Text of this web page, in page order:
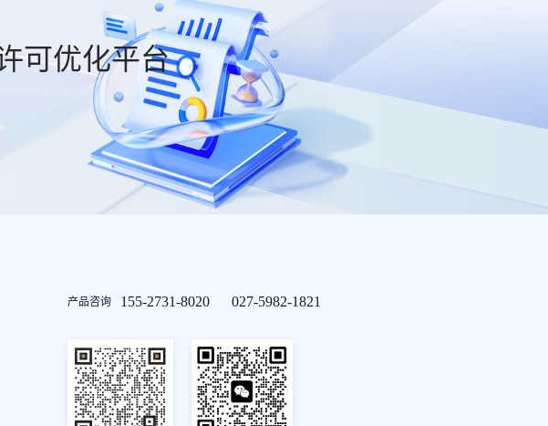
可优化平台
产品咨询 155-2731-8020 027-5982-1821